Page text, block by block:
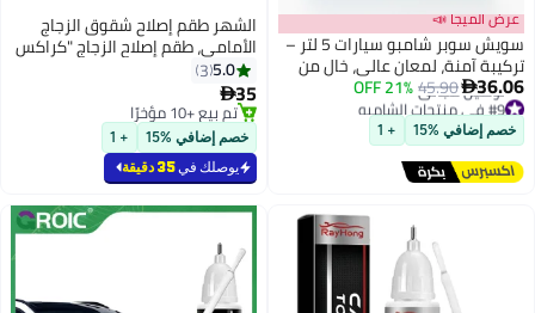
عرض الميجا 📣
سويش سوبر شامبو سيارات 5 لتر –
تركيبة آمنة، لمعان عالي، خالٍ من
البقع، سائل غسيل السيارات
36.06
45.90
21% OFF
#9 في منتجات الشامبو
أقل سعر في 30 يوم
توصيل مجاني
#9 في منتجات الشامبو
خصم إضافي %15 + 1
الشهر طقم إصلاح شقوق الزجاج
الأمامي، طقم إصلاح الزجاج "كراكس
غونا"، أدوات إصلاح الزجاج الأمامي
والزجاج "كويك فيكس"
5.0
3
35
تم بيع +10 مؤخرًا
تم بيع +10 مؤخرًا
خصم إضافي %15 + 1
يوصلك في35 دقيقة